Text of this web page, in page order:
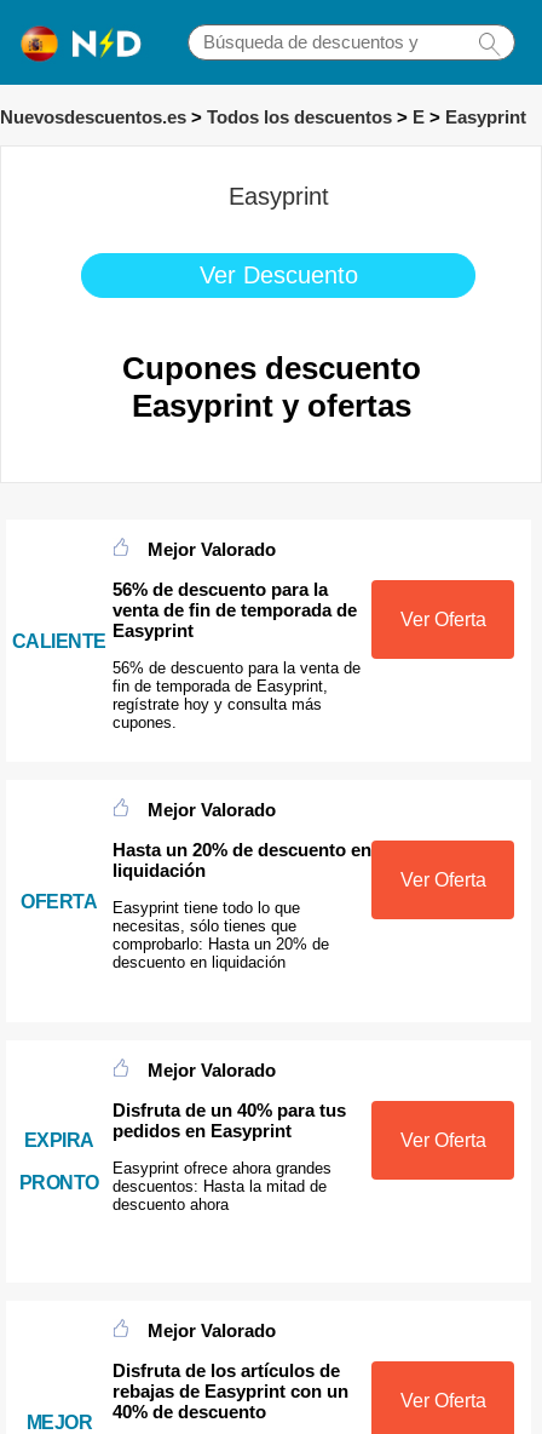
Nuevosdescuentos.es > Todos los descuentos > E > Easyprint
Easyprint
Ver Descuento
Cupones descuento
Easyprint y ofertas
CALIENTE
Mejor Valorado
56% de descuento para la
venta de fin de temporada de
Easyprint
56% de descuento para la venta de
fin de temporada de Easyprint,
regístrate hoy y consulta más
cupones.
Ver Oferta
OFERTA
Mejor Valorado
Hasta un 20% de descuento en
liquidación
Easyprint tiene todo lo que
necesitas, sólo tienes que
comprobarlo: Hasta un 20% de
descuento en liquidación
Ver Oferta
EXPIRA
PRONTO
Mejor Valorado
Disfruta de un 40% para tus
pedidos en Easyprint
Easyprint ofrece ahora grandes
descuentos: Hasta la mitad de
descuento ahora
Ver Oferta
MEJOR
Mejor Valorado
Disfruta de los artículos de
rebajas de Easyprint con un
40% de descuento
Ver Oferta